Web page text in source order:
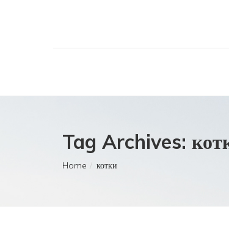
Tag Archives:
Home котки